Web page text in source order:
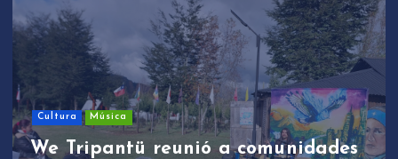
Cultura Música
We Tripantü reunió a comunidades